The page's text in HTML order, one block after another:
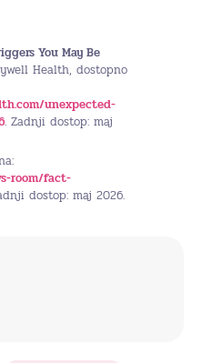
You May Be
Health, dostopno
unexpected-
. Zadnji dostop: maj
room/fact-
dostop: maj 2026.